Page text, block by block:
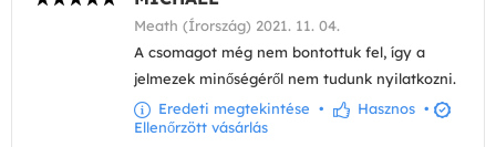
Meath (Írország) 2021. 11. 04.
A csomagot még nem bontottuk fel, így a
jelmezek minőségéről nem tudunk nyilatkozni.
Eredeti megtekintése • Hasznos •
Ellenőrzött vásárlás